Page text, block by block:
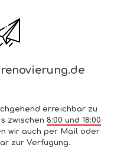
.de
erreichbar zu
zwischen 8:00 und 18:00
wir auch per Mail oder
zur Verfügung.